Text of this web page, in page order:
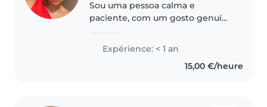
Sou uma pessoa calma e
paciente, com um gosto genuíno
conversar com elas, ouvir o que
têm para dizer e criar um
ambiente seguro, tranquilo e
Expérience: < 1 an
15,00 €/heure